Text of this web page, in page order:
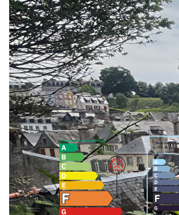
www.georisques.gouv.fr
** €134 375 honoraires inclus|€125 000 hors
TTC à la charge de l'acquéreur
Nos honoraires Nous
Diagnostics énergétiques